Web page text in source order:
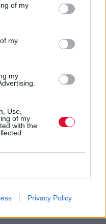
of my
my
my
Use,
of my
with the
Privacy Policy
κατηγορίες περί
ασθένειας του